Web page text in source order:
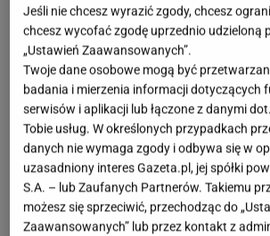
Helena Englertzdecydowała się na
filmowej, idąc w ślady znanych
EnglertaiBeaty Ścibakówny.
w takich produkcjach jak:
"Śleboda" czy "Znaki". Niedawno
jednak rozwijać w innym kierunku i
sił w muzyce. Ma na koncie singiel
także utwór "Milcz". 8 maja Englert
na scenie i zagrała koncert na
Jeśli nie chcesz wyrazić zgody, chcesz
chcesz wycofać zgodę uprzednio udzieloną
„Ustawień Zaawansowanych”.
Twoje dane osobowe mogą być
badania i mierzenia informacji dotyczących
serwisów i aplikacji lub łączone z danymi
Tobie usług. W określonych przypadkach
danych nie wymaga zgody i odbywa się w
uzasadniony interes Gazeta.pl, jej spółki
S.A. – lub Zaufanych Partnerów. Takiemu
możesz się sprzeciwić, przechodząc do
Zaawansowanych” lub przez kontakt z